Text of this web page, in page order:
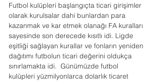
Futbol kulüpleri başlangıçta ticari girişimler
olarak kurulsalar dahi bunlardan para
kazanmak ve kar etmek olanağı FA kuralları
sayesinde son derecede kısıtlı idi. Ligde
eşitliği sağlayan kurallar ve fonların yeniden
dağıtımı futbolun ticari değerini oldukça
sınırlamakta idi.  Günümüzde futbol
kulüpleri yüzmilyonlarca dolarlık ticaret